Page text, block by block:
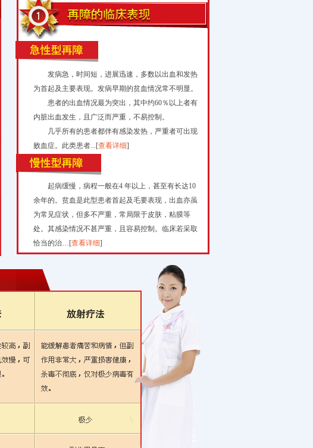
发病急，时间短，进展迅速，多数以出血和发热
为首起及主要表现。发病早期的贫血情况常不明显。
患者的出血情况最为突出，其中约60％以上者有
内脏出血发生，且广泛而严重，不易控制。
几乎所有的患者都伴有感染发热，严重者可出现
败血症。此类患者...[查看详细]
起病缓慢，病程一般在4 年以上，甚至有长达10
余年的。贫血是此型患者首起及毛要表现，出血亦虽
为常见症状，但多不严重，常局限于皮肤，粘膜等
处。其感染情况不甚严重，且容易控制。临床若采取
恰当的治…[查看详细]